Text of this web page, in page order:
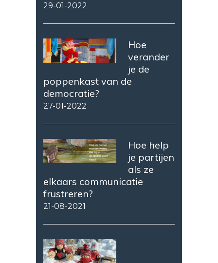
29-01-2022
Hoe
verander
je de
poppenkast van de
democratie?
27-01-2022
Hoe help
je partijen
als ze
elkaars communicatie
frustreren?
21-08-2021